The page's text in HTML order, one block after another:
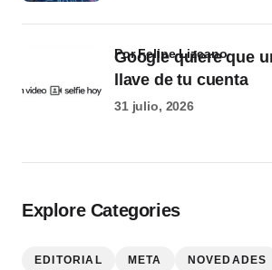
Google quiere que
llave de tu cuenta
por Felipe Lizcano
31 julio, 2026
Explore Categories
EDITORIAL META NOVEDADES